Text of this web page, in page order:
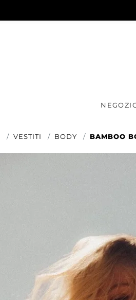
VESTITI BODY BAMBOO